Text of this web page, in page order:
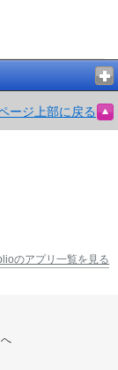
ージ上部に戻る
のアプリ一覧を見る